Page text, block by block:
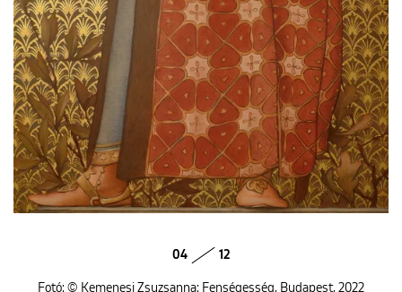
04 12
Fotó: © Kemenesi Zsuzsanna: Fenségesség, Budapest, 2022